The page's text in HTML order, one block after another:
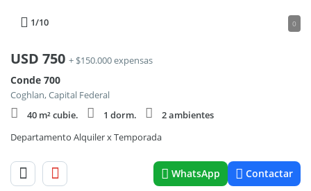
1/10 0
USD 750 + $150.000 expensas
Conde 700
Coghlan, Capital Federal
40 m² cubie.
1 dorm.
2 ambientes
Departamento Alquiler x Temporada
WhatsApp Contactar